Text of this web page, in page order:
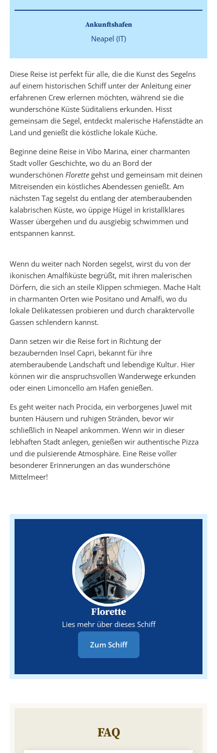
Ankunftshafen
Neapel (IT)
Diese Reise ist perfekt für alle, die die Kunst des Segelns
auf einem historischen Schiff unter der Anleitung einer
erfahrenen Crew erlernen möchten, während sie die
wunderschöne Küste Süditaliens erkunden. Hisst
gemeinsam die Segel, entdeckt malerische Hafenstädte an
Land und genießt die köstliche lokale Küche.
Beginne deine Reise in Vibo Marina, einer charmanten
Stadt voller Geschichte, wo du an Bord der
wunderschönen Florette gehst und gemeinsam mit deinen
Mitreisenden ein köstliches Abendessen genießt. Am
nächsten Tag segelst du entlang der atemberaubenden
kalabrischen Küste, wo üppige Hügel in kristallklares
Wasser übergehen und du ausgiebig schwimmen und
entspannen kannst.
Wenn du weiter nach Norden segelst, wirst du von der
ikonischen Amalfiküste begrüßt, mit ihren malerischen
Dörfern, die sich an steile Klippen schmiegen. Mache Halt
in charmanten Orten wie Positano und Amalfi, wo du
lokale Delikatessen probieren und durch charaktervolle
Gassen schlendern kannst.
Dann setzen wir die Reise fort in Richtung der
bezaubernden Insel Capri, bekannt für ihre
atemberaubende Landschaft und lebendige Kultur. Hier
können wir die anspruchsvollen Wanderwege erkunden
oder einen Limoncello am Hafen genießen.
Es geht weiter nach Procida, ein verborgenes Juwel mit
bunten Häusern und ruhigen Stränden, bevor wir
schließlich in Neapel ankommen. Wenn wir in dieser
lebhaften Stadt anlegen, genießen wir authentische Pizza
und die pulsierende Atmosphäre. Eine Reise voller
besonderer Erinnerungen an das wunderschöne
Mittelmeer!
Florette
Lies mehr über dieses Schiff
Zum Schiff
FAQ